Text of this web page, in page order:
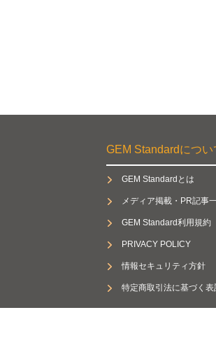
GEM Standardについ
GEM Standardとは
メディア掲載・PR記事
GEM Standard利用規約
PRIVACY POLICY
情報セキュリティ方針
特定商取引法に基づく表